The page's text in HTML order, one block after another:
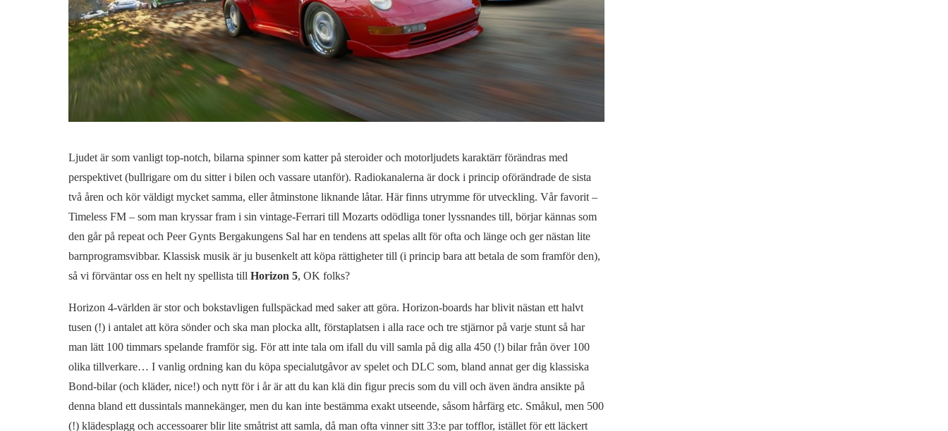
Ljudet är som vanligt top-notch, bilarna spinner som katter på steroider och motorljudets karaktärr förändras med
perspektivet (bullrigare om du sitter i bilen och vassare utanför). Radiokanalerna är dock i princip oförändrade de sista
två åren och kör väldigt mycket samma, eller åtminstone liknande låtar. Här finns utrymme för utveckling. Vår favorit –
Timeless FM – som man kryssar fram i sin vintage-Ferrari till Mozarts odödliga toner lyssnandes till, börjar kännas som
den går på repeat och Peer Gynts Bergakungens Sal har en tendens att spelas allt för ofta och länge och ger nästan lite
barnprogramsvibbar. Klassisk musik är ju busenkelt att köpa rättigheter till (i princip bara att betala de som framför den),
så vi förväntar oss en helt ny spellista till Horizon 5, OK folks?
Horizon 4-världen är stor och bokstavligen fullspäckad med saker att göra. Horizon-boards har blivit nästan ett halvt
tusen (!) i antalet att köra sönder och ska man plocka allt, förstaplatsen i alla race och tre stjärnor på varje stunt så har
man lätt 100 timmars spelande framför sig. För att inte tala om ifall du vill samla på dig alla 450 (!) bilar från över 100
olika tillverkare… I vanlig ordning kan du köpa specialutgåvor av spelet och DLC som, bland annat ger dig klassiska
Bond-bilar (och kläder, nice!) och nytt för i år är att du kan klä din figur precis som du vill och även ändra ansikte på
denna bland ett dussintals mannekänger, men du kan inte bestämma exakt utseende, såsom hårfärg etc. Småkul, men 500
(!) klädesplagg och accessoarer blir lite småtrist att samla, då man ofta vinner sitt 33:e par tofflor, istället för ett läckert